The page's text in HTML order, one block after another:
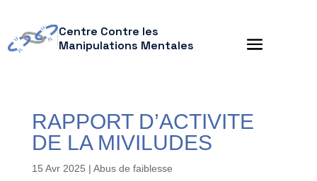
Centre Contre les
Manipulations Mentales
RAPPORT D’ACTIVITE
DE LA MIVILUDES
15 Avr 2025 | Abus de faiblesse